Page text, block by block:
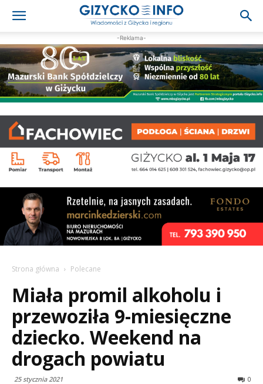
-Reklama-
Strona główna Polecane
Miała promil alkoholu i
przewoziła 9-miesięczne
dziecko. Weekend na
drogach powiatu
25 stycznia 2021 0